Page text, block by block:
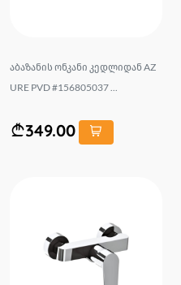
აბაზანის ონკანი კედლიდან AZ
URE PVD #156805037 ...
349.00